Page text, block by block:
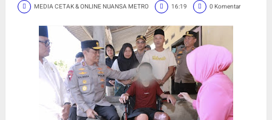
MEDIA CETAK & ONLINE NUANSA METRO 16:19 0 Komentar